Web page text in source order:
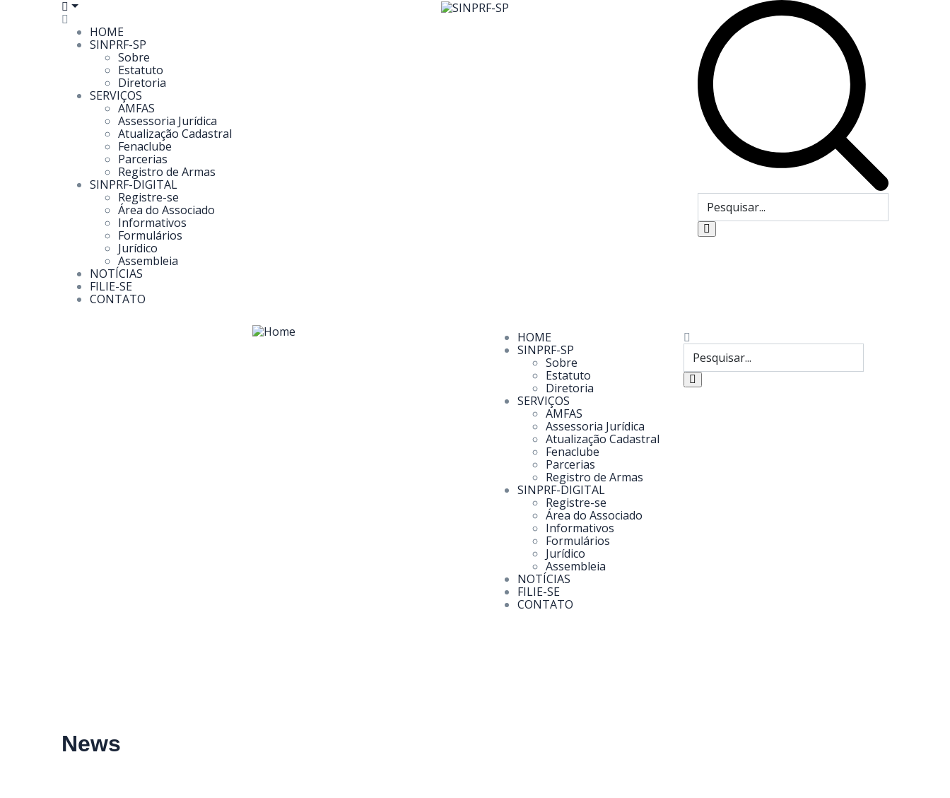
HOME
SINPRF-SP
Sobre
Estatuto
Diretoria
SERVIÇOS
AMFAS
Assessoria Jurídica
Atualização Cadastral
Fenaclube
Parcerias
Registro de Armas
SINPRF-DIGITAL
Registre-se
Área do Associado
Informativos
Formulários
Jurídico
Assembleia
NOTÍCIAS
FILIE-SE
CONTATO
HOME
SINPRF-SP
Sobre
Estatuto
Diretoria
SERVIÇOS
AMFAS
Assessoria Jurídica
Atualização Cadastral
Fenaclube
Parcerias
Registro de Armas
SINPRF-DIGITAL
Registre-se
Área do Associado
Informativos
Formulários
Jurídico
Assembleia
NOTÍCIAS
FILIE-SE
CONTATO
News